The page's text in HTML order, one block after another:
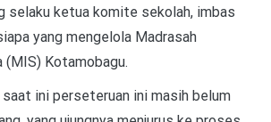
selaku ketua komite sekolah, imbas
yang mengelola Madrasah
Kotamobagu.
saat ini perseteruan ini masih belum